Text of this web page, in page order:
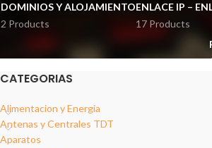
DOMINIOS Y ALOJAMIENTO
2 Products
ENLACE IP –
17 Products
CATEGORIAS
Alimentacion y Energia
Antenas y Centrales TDT
Aparatos